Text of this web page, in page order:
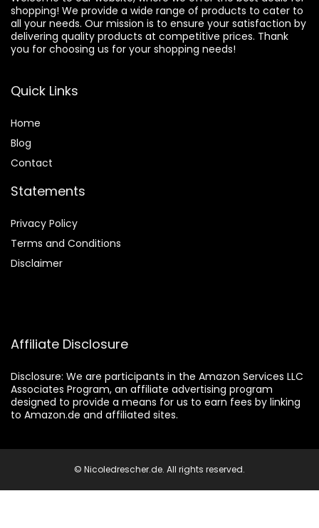
shopping! We provide a wide range of products to cater to
all your needs. Our mission is to ensure your satisfaction by
delivering quality products at competitive prices. Thank
you for choosing us for your shopping needs!
Quick Links
Home
Blog
Contact
Statements
Privacy Policy
Terms and Conditions
Disclaimer
Affiliate Disclosure
Disclosure: We are participants in the Amazon Services LLC
Associates Program, an affiliate advertising program
designed to provide a means for us to earn fees by linking
to Amazon.de and affiliated sites.
© Nicoledrescher.de. All rights reserved.